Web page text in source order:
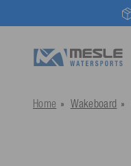
Home Wakeboard